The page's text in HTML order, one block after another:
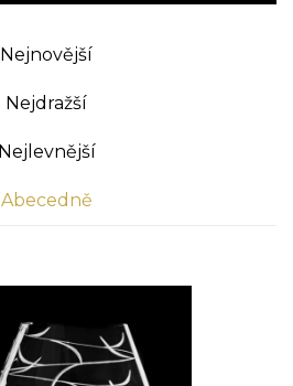
Nejnovější
Nejdražší
Nejlevnější
Abecedně